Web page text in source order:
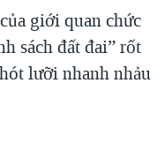
giới quan chức
sách đất đai” rốt
lưỡi nhanh nhảu